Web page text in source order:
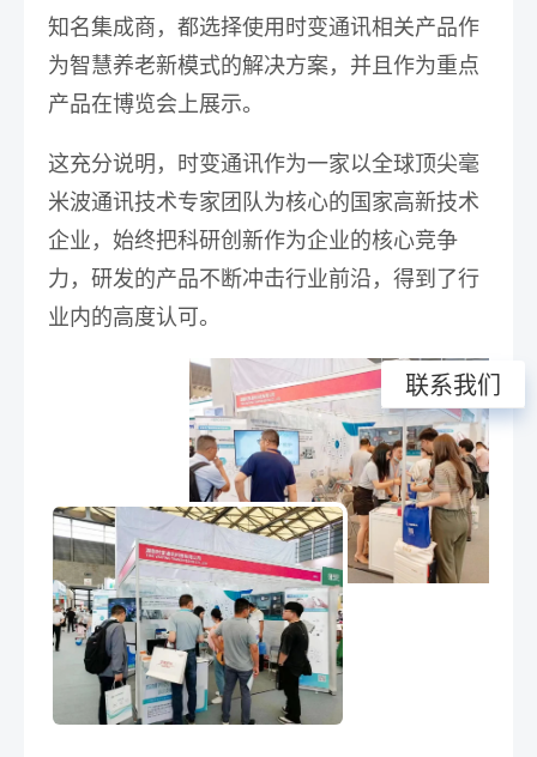
知名集成商，都选择使用时变通讯相关产品作
为智慧养老新模式的解决方案 ，并且作为重点
产品在博览会上展示。
这充分说明，时变通讯作为一家以全球顶尖毫
米波通讯技术专家团队为核心的国家高新技术
企业，始终把科研创新作为企业的核心竞争
力，研发的产品不断冲击行业前沿，得到了行
业内的高度认可。
联系我们